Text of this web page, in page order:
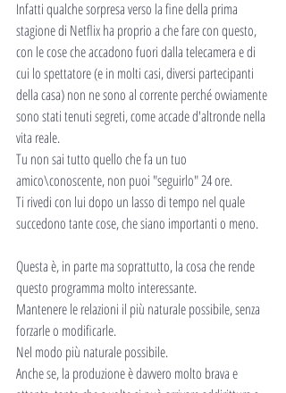
Infatti qualche sorpresa verso la fine della prima
stagione di Netflix ha proprio a che fare con questo,
con le cose che accadono fuori dalla telecamera e di
cui lo spettatore (e in molti casi, diversi partecipanti
della casa) non ne sono al corrente perché ovviamente
sono stati tenuti segreti, come accade d'altronde nella
vita reale.
Tu non sai tutto quello che fa un tuo
amico\conoscente, non puoi "seguirlo" 24 ore.
Ti rivedi con lui dopo un lasso di tempo nel quale
succedono tante cose, che siano importanti o meno.
Questa è, in parte ma soprattutto, la cosa che rende
questo programma molto interessante.
Mantenere le relazioni il più naturale possibile, senza
forzarle o modificarle.
Nel modo più naturale possibile.
Anche se, la produzione è davvero molto brava e